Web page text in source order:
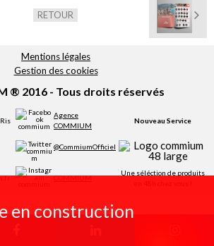
RETOUR
Mentions légales
Gestion des cookies
® 2016 - Tous droits réservés
Agence
COMMIUM
Nouveau Service
@CommiumOfficiel
COMMIUM
Une séléction de produits
en construction